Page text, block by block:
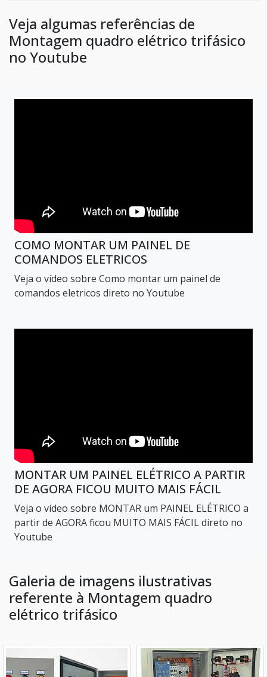
Veja algumas referências de
Montagem quadro elétrico trifásico
no Youtube
COMO MONTAR UM PAINEL DE
COMANDOS ELETRICOS
Veja o vídeo sobre Como montar um painel de
comandos eletricos direto no Youtube
MONTAR UM PAINEL ELÉTRICO A PARTIR
DE AGORA FICOU MUITO MAIS FÁCIL
Veja o vídeo sobre MONTAR um PAINEL ELÉTRICO a
partir de AGORA ficou MUITO MAIS FÁCIL direto no
Youtube
Galeria de imagens ilustrativas
referente à Montagem quadro
elétrico trifásico